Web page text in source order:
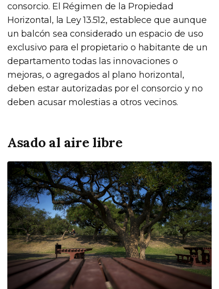
consorcio. El Régimen de la Propiedad
Horizontal, la Ley 13.512, establece que aunque
un balcón sea considerado un espacio de uso
exclusivo para el propietario o habitante de un
departamento todas las innovaciones o
mejoras, o agregados al plano horizontal,
deben estar autorizadas por el consorcio y no
deben acusar molestias a otros vecinos.
Asado al aire libre